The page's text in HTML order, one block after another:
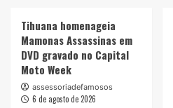
Tihuana homenageia
Mamonas Assassinas em
DVD gravado no Capital
Moto Week
assessoriadefamosos
6 de agosto de 2026